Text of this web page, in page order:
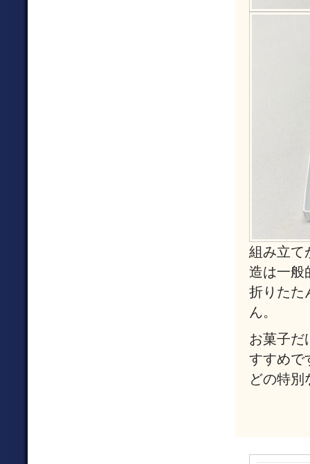
組み立て
造は一般
折りたた
ん。
お菓子だ
すすめで
どの特別